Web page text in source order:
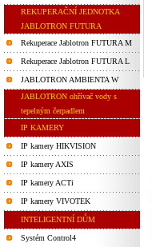
REKUPERAČNÍ JEDNOTKA
JABLOTRON FUTURA
Rekuperace Jablotron FUTURA M
Rekuperace Jablotron FUTURA L
JABLOTRON AMBIENTA W
JABLOTRON ohřívač vody s
tepelným čerpadlem
IP KAMERY
IP kamery HIKVISION
IP kamery AXIS
IP kamery ACTi
IP kamery VIVOTEK
INTELIGENTNÍ DŮM
Systém Control4